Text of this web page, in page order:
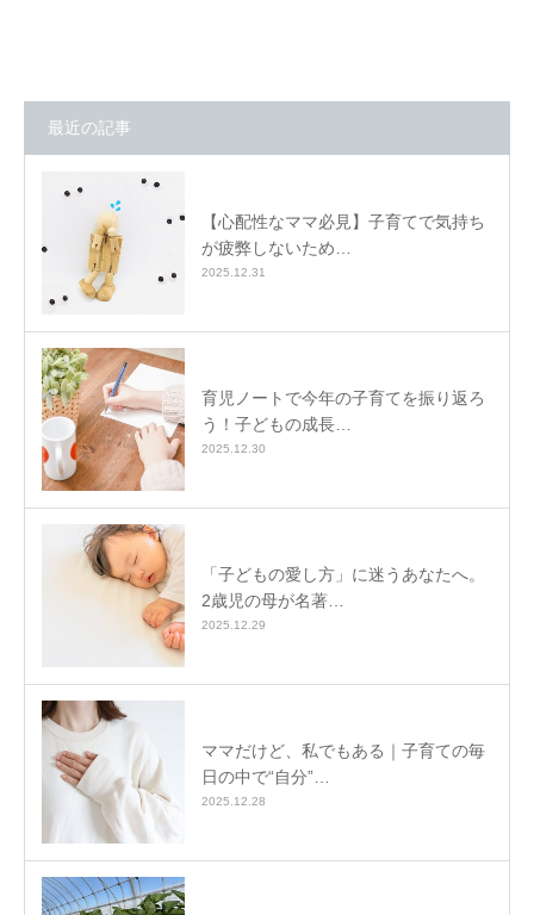
最近の記事
【心配性なママ必見】子育てで気持ち
が疲弊しないため…
2025.12.31
育児ノートで今年の子育てを振り返ろ
う！子どもの成長…
2025.12.30
「子どもの愛し方」に迷うあなたへ。
2歳児の母が名著…
2025.12.29
ママだけど、私でもある｜子育ての毎
日の中で“自分”…
2025.12.28